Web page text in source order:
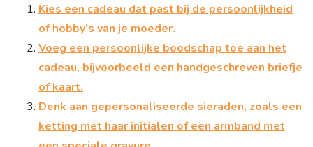
Kies een cadeau dat past bij de persoonlijkheid
of hobby’s van je moeder.
Voeg een persoonlijke boodschap toe aan het
cadeau, bijvoorbeeld een handgeschreven briefje
of kaart.
Denk aan gepersonaliseerde sieraden, zoals een
ketting met haar initialen of een armband met